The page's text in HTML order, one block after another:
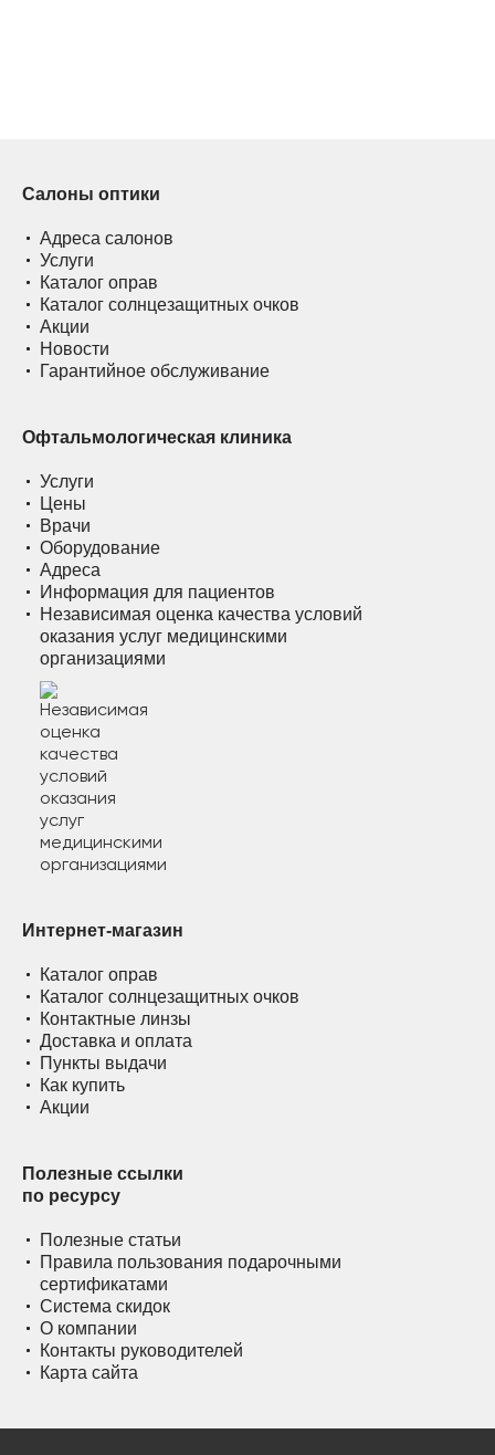
Салоны оптики
Адреса салонов
Услуги
Каталог оправ
Каталог солнцезащитных очков
Акции
Новости
Гарантийное обслуживание
Офтальмологическая клиника
Услуги
Цены
Врачи
Оборудование
Адреса
Информация для пациентов
Независимая оценка качества условий
оказания услуг медицинскими
организациями
Интернет-магазин
Каталог оправ
Каталог солнцезащитных очков
Контактные линзы
Доставка и оплата
Пункты выдачи
Как купить
Акции
Полезные ссылки
по ресурсу
Полезные статьи
Правила пользования подарочными
сертификатами
Система скидок
О компании
Контакты руководителей
Карта сайта